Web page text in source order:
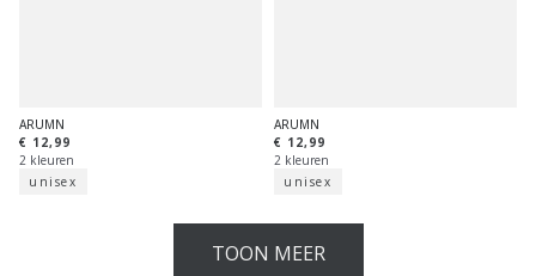
ARUMN
€ 12,99
2 kleuren
unisex
ARUMN
€ 12,99
2 kleuren
unisex
TOON MEER